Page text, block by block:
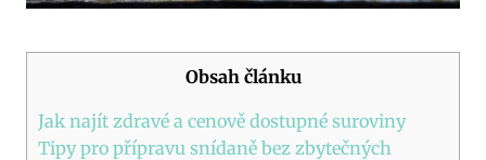
Obsah článku
Jak najít zdravé a cenově dostupné suroviny
Tipy pro přípravu snídaně bez zbytečných